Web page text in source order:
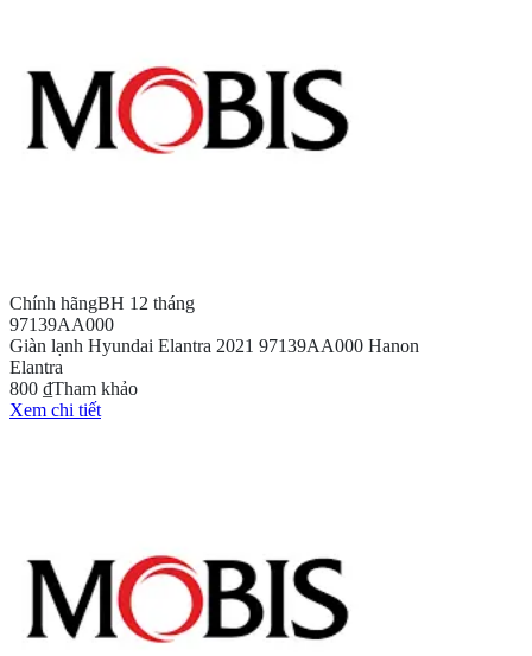
Chính hãngBH 12 tháng
97139AA000
Giàn lạnh Hyundai Elantra 2021 97139AA000 Hanon
Elantra
800 ₫Tham khảo
Xem chi tiết